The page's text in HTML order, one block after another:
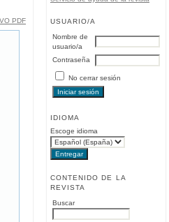
USUARIO/A
Nombre de
usuario/a
Contraseña
No cerrar sesión
IDIOMA
Escoge idioma
CONTENIDO DE LA
REVISTA
Buscar
PDF